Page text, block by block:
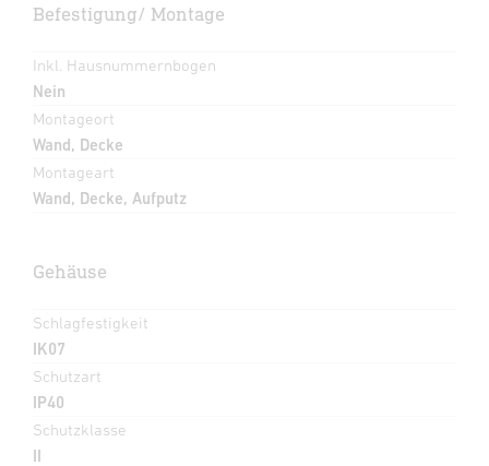
Befestigung/ Montage
Inkl. Hausnummernbogen
Nein
Montageort
Wand, Decke
Montageart
Wand, Decke, Aufputz
Gehäuse
Schlagfestigkeit
IK07
Schutzart
IP40
Schutzklasse
II